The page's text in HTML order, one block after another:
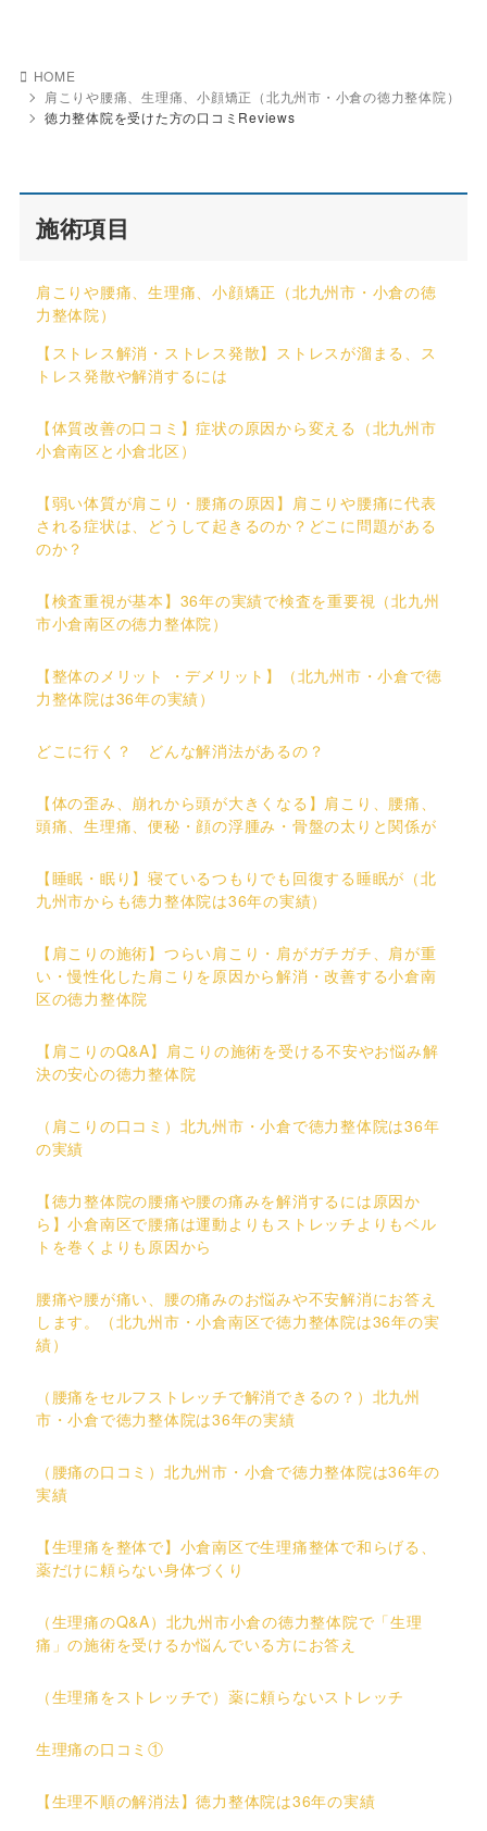
HOME
肩こりや腰痛、生理痛、小顔矯正（北九州市・小倉の徳力整体院）
徳力整体院を受けた方の口コミReviews
施術項目
肩こりや腰痛、生理痛、小顔矯正（北九州市・小倉の徳
力整体院）
【ストレス解消・ストレス発散】ストレスが溜まる、ス
トレス発散や解消するには
【体質改善の口コミ】症状の原因から変える（北九州市
小倉南区と小倉北区）
【弱い体質が肩こり・腰痛の原因】肩こりや腰痛に代表
される症状は、どうして起きるのか？どこに問題がある
のか？
【検査重視が基本】36年の実績で検査を重要視（北九州
市小倉南区の徳力整体院）
【整体のメリット ・デメリット】（北九州市・小倉で徳
力整体院は36年の実績）
どこに行く？ どんな解消法があるの？
【体の歪み、崩れから頭が大きくなる】肩こり、腰痛、
頭痛、生理痛、便秘・顔の浮腫み・骨盤の太りと関係が
【睡眠・眠り】寝ているつもりでも回復する睡眠が（北
九州市からも徳力整体院は36年の実績）
【肩こりの施術】つらい肩こり・肩がガチガチ、肩が重
い・慢性化した肩こりを原因から解消・改善する小倉南
区の徳力整体院
【肩こりのQ&A】肩こりの施術を受ける不安やお悩み解
決の安心の徳力整体院
（肩こりの口コミ）北九州市・小倉で徳力整体院は36年
の実績
【徳力整体院の腰痛や腰の痛みを解消するには原因か
ら】小倉南区で腰痛は運動よりもストレッチよりもベル
トを巻くよりも原因から
腰痛や腰が痛い、腰の痛みのお悩みや不安解消にお答え
します。（北九州市・小倉南区で徳力整体院は36年の実
績）
（腰痛をセルフストレッチで解消できるの？）北九州
市・小倉で徳力整体院は36年の実績
（腰痛の口コミ）北九州市・小倉で徳力整体院は36年の
実績
【生理痛を整体で】小倉南区で生理痛整体で和らげる、
薬だけに頼らない身体づくり
（生理痛のQ&A）北九州市小倉の徳力整体院で「生理
痛」の施術を受けるか悩んでいる方にお答え
（生理痛をストレッチで）薬に頼らないストレッチ
生理痛の口コミ①
【生理不順の解消法】徳力整体院は36年の実績